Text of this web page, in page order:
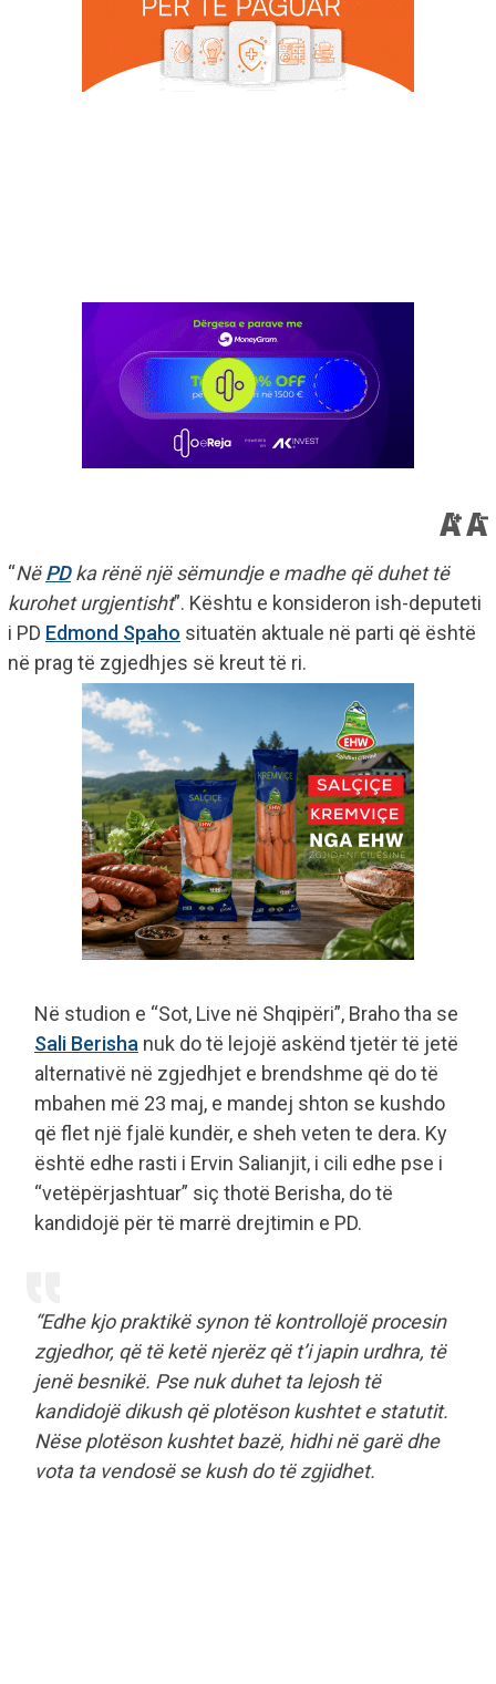
“NëPDka rënë një sëmundje e madhe që duhet të
kurohet urgjentisht”. Kështu e konsideron ish-deputeti
i PD Edmond Spaho situatën aktuale në parti që është
në prag të zgjedhjes së kreut të ri.
Në studion e “Sot, Live në Shqipëri”, Braho tha se
Sali Berisha nuk do të lejojë askënd tjetër të jetë
alternativë në zgjedhjet e brendshme që do të
mbahen më 23 maj, e mandej shton se kushdo
që flet një fjalë kundër, e sheh veten te dera. Ky
është edhe rasti i Ervin Salianjit, i cili edhe pse i
“vetëpërjashtuar” siç thotë Berisha, do të
kandidojë për të marrë drejtimin e PD.
“Edhe kjo praktikë synon të kontrollojë procesin
zgjedhor, që të ketë njerëz që t’i japin urdhra, të
jenë besnikë. Pse nuk duhet ta lejosh të
kandidojë dikush që plotëson kushtet e statutit.
Nëse plotëson kushtet bazë, hidhi në garë dhe
vota ta vendosë se kush do të zgjidhet.